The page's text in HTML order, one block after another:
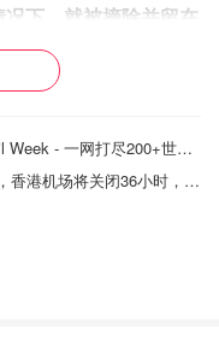
下，就被摘除并留在
称：“我们经历了无
，他的心脏被取走，
“这完全是在我们不知
2025伦敦鸡尾酒周 London Cocktail Week - 一网打尽200+世界顶级酒吧
回国华人注意！已有航司发布声明，香港机场将关闭36小时，暂停所有客运航班！